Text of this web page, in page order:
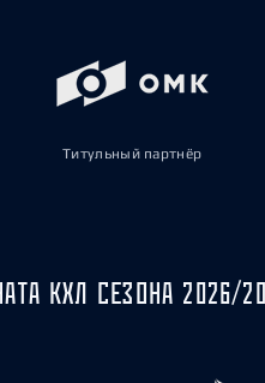
Титульный партнёр
КХЛ СЕЗОНА 2026/